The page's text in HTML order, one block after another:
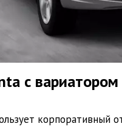
с
корпоративный